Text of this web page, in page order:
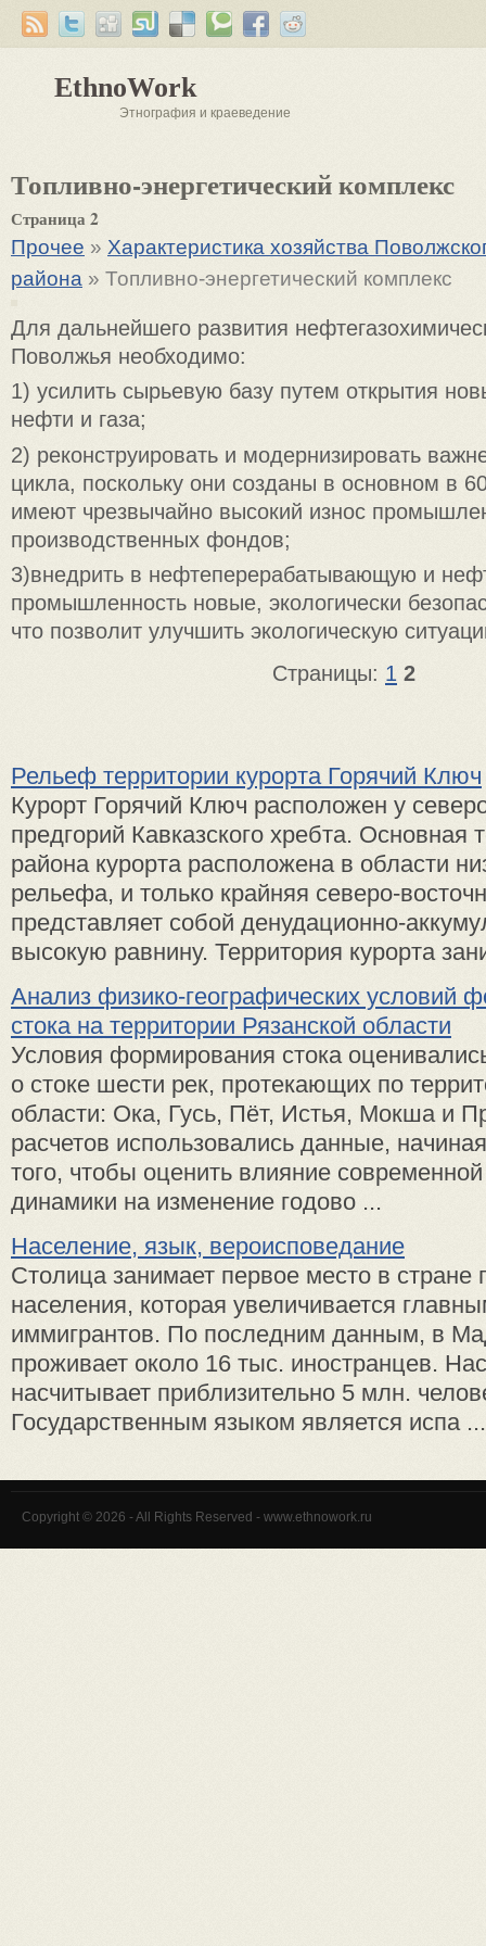
EthnoWork
Этнография и краеведение
Топливно-энергетический комплекс
Страница 2
Прочее » Характеристика хозяйства
района » Топливно-энергетический комплекс
Для дальнейшего развития
Поволжья необходимо:
1) усилить сырьевую базу путем открытия
нефти и газа;
2) реконструировать и модернизировать
цикла, поскольку они созданы в основном в
имеют чрезвычайно высокий износ
производственных фондов;
3)внедрить в нефтеперерабатывающую и
промышленность новые, экологически
что позволит улучшить экологическую
Страницы: 1 2
Рельеф территории курорта Горячий Ключ
Курорт Горячий Ключ расположен у
предгорий Кавказского хребта. Основная
района курорта расположена в области
рельефа, и только крайняя северо-
представляет собой денудационно-
высокую равнину. Территория курорта
Анализ физико-географических условий
стока на территории Рязанской области
Условия формирования стока
о стоке шести рек, протекающих по
области: Ока, Гусь, Пёт, Истья, Мокша и
расчетов использовались данные,
того, чтобы оценить влияние
динамики на изменение годово ...
Население, язык, вероисповедание
Столица занимает первое место в стране
населения, которая увеличивается
иммигрантов. По последним данным, в
проживает около 16 тыс. иностранцев.
насчитывает приблизительно 5 млн.
Государственным языком является испа ...
Copyright © 2026 - All Rights Reserved - www.ethnowork.ru